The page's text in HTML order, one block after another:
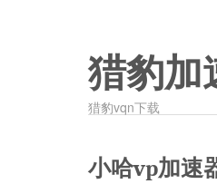
猎豹加
猎豹vqn下载
小哈vp加速